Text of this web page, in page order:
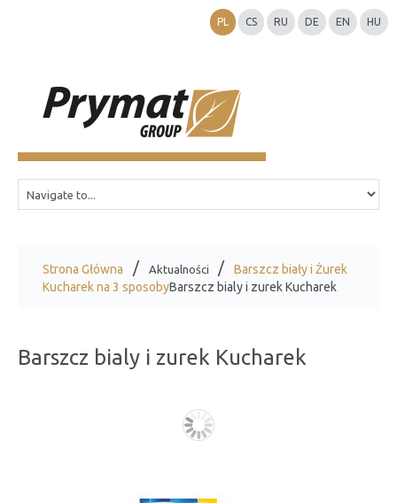
PL CS RU DE EN HU
Strona Główna Aktualności
Barszcz biały i Żurek
Kucharek na 3 sposobyBarszcz bialy i zurek Kucharek
Barszcz bialy i zurek Kucharek